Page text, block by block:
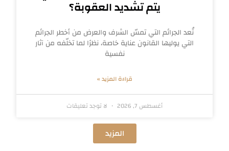
يتم تشديد العقوبة؟
تُعد الجرائم التي تمسّ الشرف والعرض من أخطر الجرائم
التي يوليها القانون عناية خاصة، نظرًا لما تخلّفه من آثار
نفسية
قراءة المزيد »
أغسطس 7, 2026 لا توجد تعليقات
المزيد